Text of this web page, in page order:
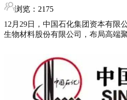
浏览：2175
12月29日，中国石化集团资本有限
生物材料股份有限公司，布局高端